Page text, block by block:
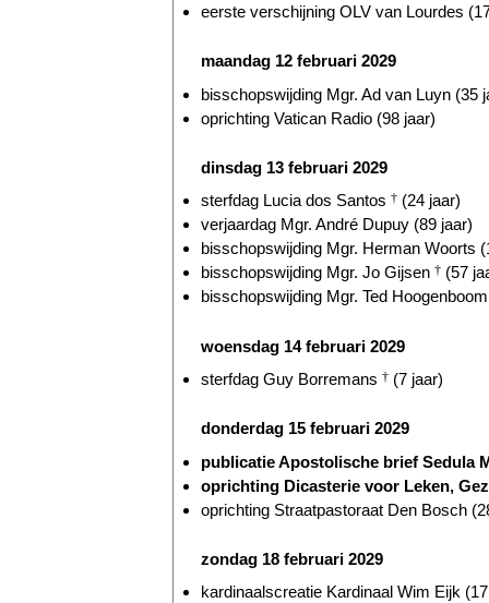
eerste verschijning OLV van Lourdes
maandag 12 februari 2029
bisschopswijding Mgr. Ad van Luyn (35
oprichting Vatican Radio (98 jaar)
dinsdag 13 februari 2029
sterfdag Lucia dos Santos † (24 jaar)
verjaardag Mgr. André Dupuy (89 jaar)
bisschopswijding Mgr. Herman Woorts
bisschopswijding Mgr. Jo Gijsen † (57
bisschopswijding Mgr. Ted
woensdag 14 februari 2029
sterfdag Guy Borremans † (7 jaar)
donderdag 15 februari 2029
publicatie Apostolische brief Sedula
oprichting Dicasterie voor Leken,
oprichting Straatpastoraat Den Bosch
zondag 18 februari 2029
kardinaalscreatie Kardinaal Wim Eijk